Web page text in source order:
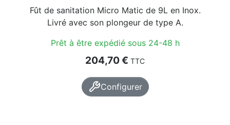
Fût de sanitation Micro Matic de 9L en Inox.
Livré avec son plongeur de type A.
Prêt à être expédié sous 24-48 h
Prix
204,70 € TTC
Configurer